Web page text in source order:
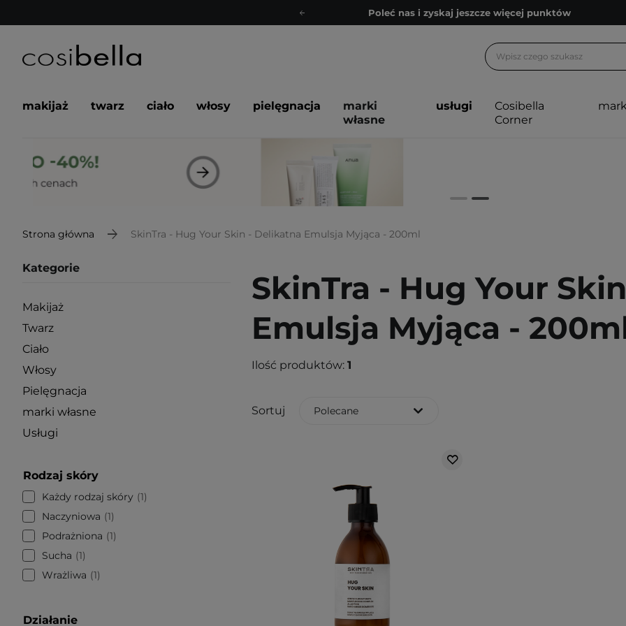
Poleć nas i zyskaj jeszcze więcej punktów
Bezpłatne konsultacje kosmetologiczne
Poleć nas i zyskaj jeszcze więcej punktów
makijaż twarz ciało włosy pielęgnacja
marki
własne
usługi
Cosibella
Corner
Strona główna SkinTra - Hug Your Skin - Delikatna Emulsja Myjąca - 200ml
Kategorie
Makijaż
Twarz
Ciało
Włosy
Pielęgnacja
marki własne
Usługi
Rodzaj skóry
Każdy rodzaj skóry
1
Naczyniowa
1
Podrażniona
1
Sucha
1
Wrażliwa
1
Działanie
SkinTra - Hug Your
Emulsja Myjąca -
Ilość produktów: 1
Sortuj Polecane